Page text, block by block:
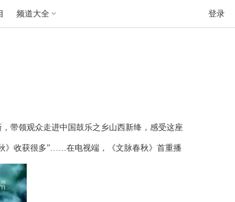
频道大全 登录
带领观众走进中国鼓乐之乡山西新绛，感受这座
》收获很多”……在电视端，《文脉春秋》首重播